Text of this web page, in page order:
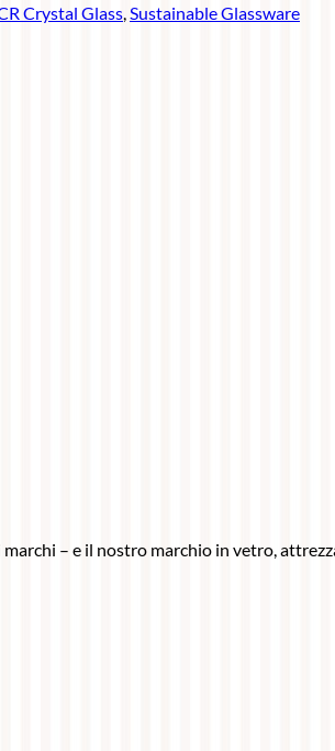
Crystal Glass,Sustainable Glassware
– e il nostro marchio in vetro,